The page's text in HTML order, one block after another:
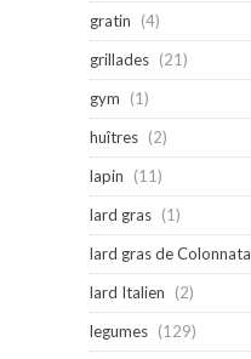
gratin
(4)
grillades (21)
gym
(1)
huîtres (2)
lapin
(11)
lard gras (1)
lard gras de Colonnata
lard Italien
(2)
legumes (129)